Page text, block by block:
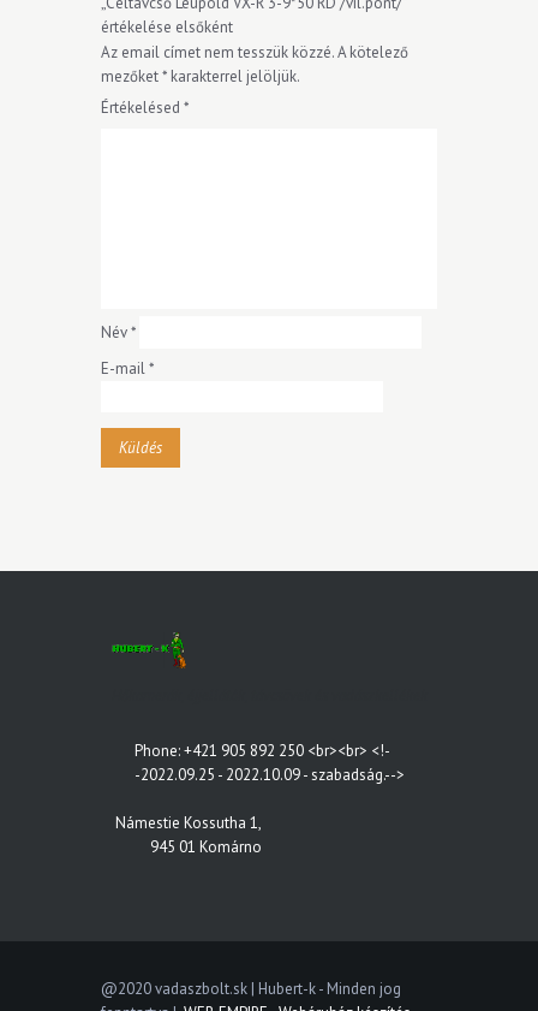
értékelése elsőként
Az email címet nem tesszük közzé.A kötelező
mezőket* karakterrel jelöljük.
Értékelésed *
Név*
E-mail*
Phone: +421 905 892 250 <br><br> <!-
-2022.09.25 - 2022.10.09 - szabadság.-->
Námestie Kossutha 1,
945 01 Komárno
@2020 vadaszbolt.sk | Hubert-k - Minden jog